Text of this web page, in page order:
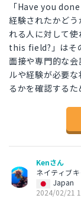
「Have you
経験されたかど
れる人に対して
this field?」はそ
面接や専門的な
ルや経験が必要
るかを確認するた
Kenさん
ネイティブ
Japan
2024/02/21